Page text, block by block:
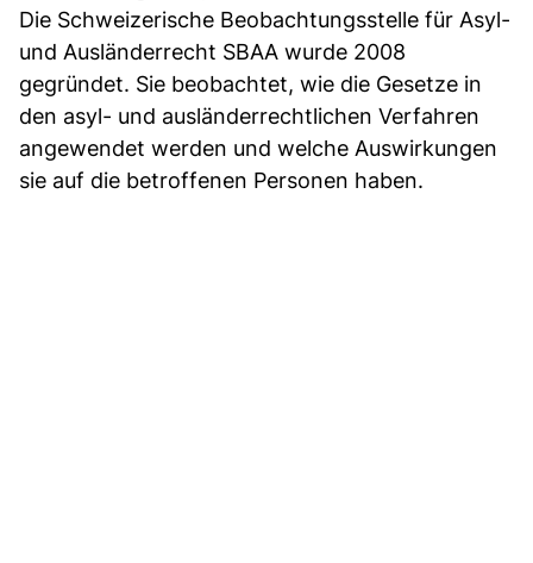
Die Schweizerische Beobachtungsstelle für Asyl-
und Ausländerrecht SBAA wurde 2008
gegründet. Sie beobachtet, wie die Gesetze in
den asyl- und ausländerrechtlichen Verfahren
angewendet werden und welche Auswirkungen
sie auf die betroffenen Personen haben.